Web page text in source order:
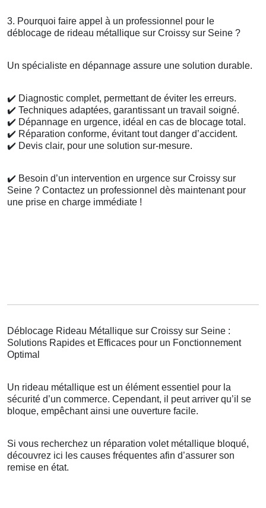
3. Pourquoi faire appel à un professionnel pour le
déblocage de rideau métallique sur Croissy sur Seine ?
Un spécialiste en dépannage assure une solution durable.
✔️ Diagnostic complet, permettant de éviter les erreurs.
✔️ Techniques adaptées, garantissant un travail soigné.
✔️ Dépannage en urgence, idéal en cas de blocage total.
✔️ Réparation conforme, évitant tout danger d’accident.
✔️ Devis clair, pour une solution sur-mesure.
✔️ Besoin d’un intervention en urgence sur Croissy sur
Seine ? Contactez un professionnel dès maintenant pour
une prise en charge immédiate !
Déblocage Rideau Métallique sur Croissy sur Seine :
Solutions Rapides et Efficaces pour un Fonctionnement
Optimal
Un rideau métallique est un élément essentiel pour la
sécurité d’un commerce. Cependant, il peut arriver qu’il se
bloque, empêchant ainsi une ouverture facile.
Si vous recherchez un réparation volet métallique bloqué,
découvrez ici les causes fréquentes afin d’assurer son
remise en état.